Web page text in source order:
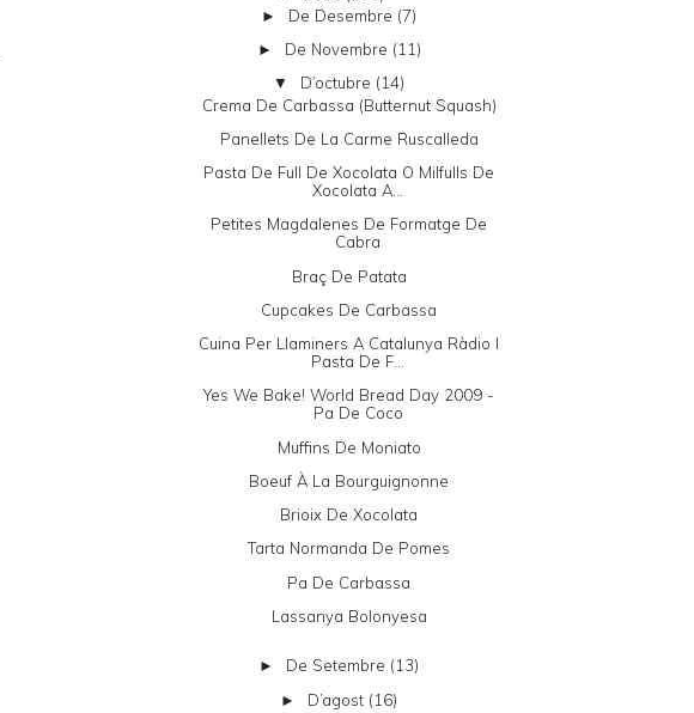
► De Desembre (7)
► De Novembre (11)
▼ D’octubre (14)
Crema De Carbassa (butternut Squash)
Panellets De La Carme Ruscalleda
Pasta De Full De Xocolata O Milfulls De
Xocolata A...
Petites Magdalenes De Formatge De
Cabra
Braç De Patata
Cupcakes De Carbassa
Cuina Per Llaminers A Catalunya Ràdio I
Pasta De F...
Yes We Bake! World Bread Day 2009 -
Pa De Coco
Muffins De Moniato
Boeuf À La Bourguignonne
Brioix De Xocolata
Tarta Normanda De Pomes
Pa De Carbassa
Lassanya Bolonyesa
► De Setembre (13)
► D’agost (16)